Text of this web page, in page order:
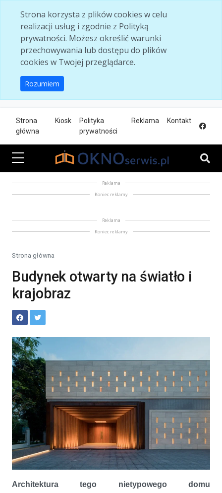
Strona korzysta z plików cookies w celu
realizacji usług i zgodnie z Polityką
prywatności. Możesz określić warunki
przechowywania lub dostępu do plików
cookies w Twojej przeglądarce.
Rozumiem
Strona
główna
Kiosk
Polityka
prywatności
Reklama Kontakt
Reklama
Koniec reklamy
Reklama
Koniec reklamy
Strona główna
Budynek otwarty na światło i
krajobraz
Architektura tego nietypowego domu